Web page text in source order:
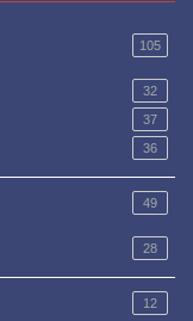
105
32
37
36
49
28
12